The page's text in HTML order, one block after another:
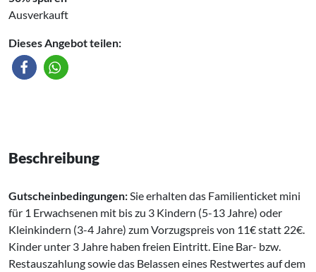
Ausverkauft
Dieses Angebot teilen:
Beschreibung
Gutscheinbedingungen: Sie erhalten das Familienticket mini
für 1 Erwachsenen mit bis zu 3 Kindern (5-13 Jahre) oder
Kleinkindern (3-4 Jahre) zum Vorzugspreis von 11€ statt 22€.
Kinder unter 3 Jahre haben freien Eintritt. Eine Bar- bzw.
Restauszahlung sowie das Belassen eines Restwertes auf dem